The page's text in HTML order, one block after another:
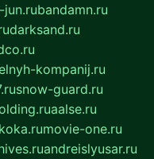
jun.rubandamn.ru
darksand.ru
kompanij.ru
snow-guard.ru
aalse.ru
movie-one.ru
andreislyusar.ru